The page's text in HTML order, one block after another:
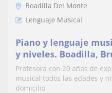
Boadilla Del Monte
Lenguaje Musical
Piano y lenguaje
y niveles. Boadilla,
la Cañada,
Valdemorillo
Profesora con 20 años de
musical todos las edades y
domicilio